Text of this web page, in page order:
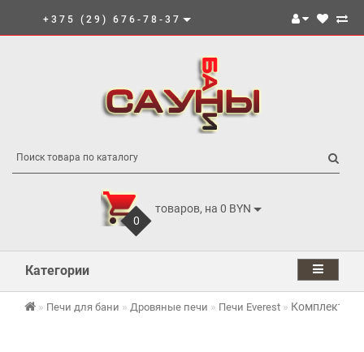
+375 (29) 676-78-37
0
товаров, на 0 BYN
Категории
Печи для бани Дровяные печи Печи Everest Комплект